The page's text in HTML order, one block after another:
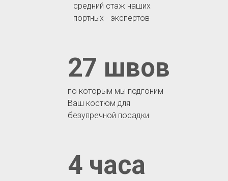
4 часа
по которым мы подгоним
Ваш костюм для
безупречной посадки
27 швов
средний стаж наших
портных - экспертов